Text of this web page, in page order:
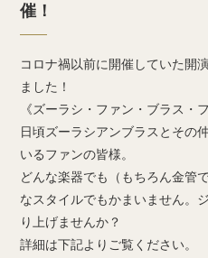
催！
コロナ禍以前に開催していた開
ました！
《ズーラシ・ファン・ブラス・
日頃ズーラシアンブラスとその
いるファンの皆様。
どんな楽器でも（もちろん金管
なスタイルでもかまいません。
り上げませんか？
詳細は下記よりご覧ください。